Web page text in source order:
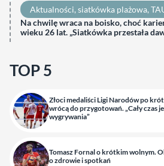
Aktualności, siatkówka plażowa,
Na chwilę wraca na boisko, choć
wieku 26 lat. „Siatkówka przestała
TOP 5
Złoci medaliści Ligi Narodów po
wrócą do przygotowań. „Cały czas
wygrywania”
Tomasz Fornal o krótkim wolnym.
o zdrowie i spotkań